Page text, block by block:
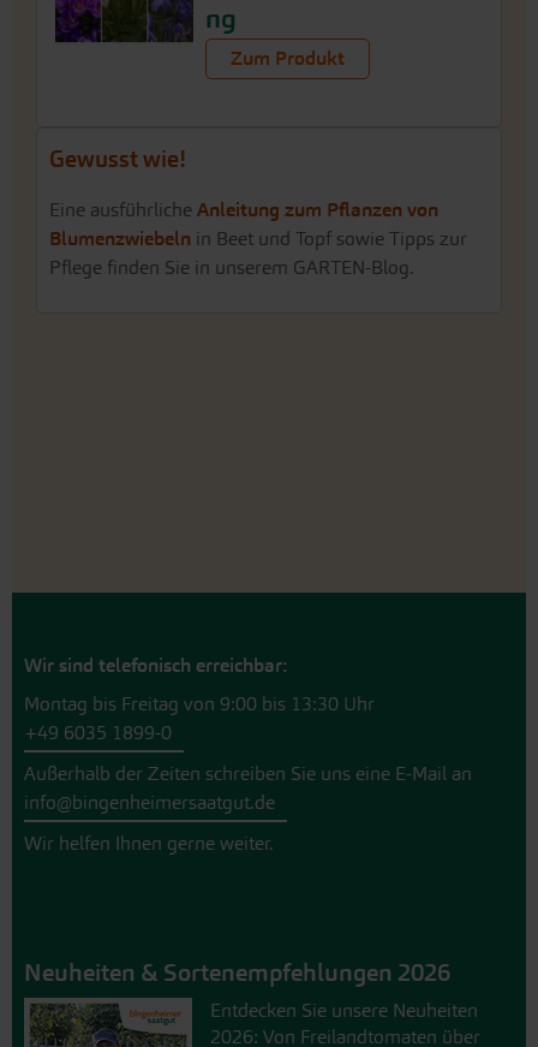
Gewusst wie!
Eine ausführliche Anleitung zum Pflanzen von
Blumenzwiebeln in Beet und Topf sowie Tipps zur
Pflege finden Sie in unserem GARTEN-Blog.
ng
Zum Produkt
Wir sind telefonisch erreichbar:
Montag bis Freitag von 9:00 bis 13:30 Uhr
+49 6035 1899-0
Außerhalb der Zeiten schreiben Sie uns eine E-Mail an
info@bingenheimersaatgut.de
Wir helfen Ihnen gerne weiter.
Neuheiten & Sortenempfehlungen 2026
Entdecken Sie unsere Neuheiten
2026: Von Freilandtomaten über